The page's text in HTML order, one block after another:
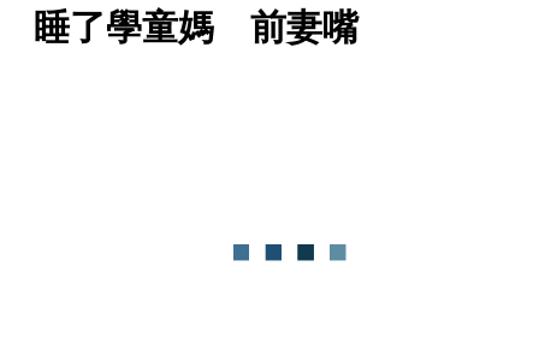
睡了學童媽　前妻嘴